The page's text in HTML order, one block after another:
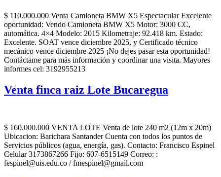
$ 110.000.000 Venta Camioneta BMW X5 Espectacular Excelente
oportunidad: Vendo Camioneta BMW X5 Motor: 3000 CC,
automática. 4×4 Modelo: 2015 Kilometraje: 92.418 km. Estado:
Excelente. SOAT vence diciembre 2025, y Certificado técnico
mecánico vence diciembre 2025 ¡No dejes pasar esta oportunidad!
Contáctame para más información y coordinar una visita. Mayores
informes cel: 3192955213
Venta finca raiz Lote Bucaregua
$ 160.000.000 VENTA LOTE Venta de lote 240 m2 (12m x 20m)
Ubicacion: Barichara Santander Cuenta con todos los puntos de
Servicios públicos (agua, energía, gas). Contacto: Francisco Espinel
Celular 3173867266 Fijo: 607-6515149 Correo: :
fespinel@uis.edu.co / fmespinel@gmail.com